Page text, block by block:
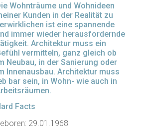
Wohnträume und Wohnideen
Kunden in der Realität zu
ist eine spannende
immer wieder herausfordernde
Architektur muss ein
vermitteln, ganz gleich ob
Neubau, in der Sanierung oder
Innenausbau. Architektur muss
bar sein, in Wohn- wie auch in
Facts
29.01.1968